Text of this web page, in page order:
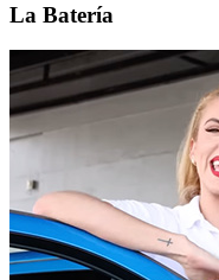
La Batería